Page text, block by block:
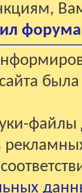
форума
файлы